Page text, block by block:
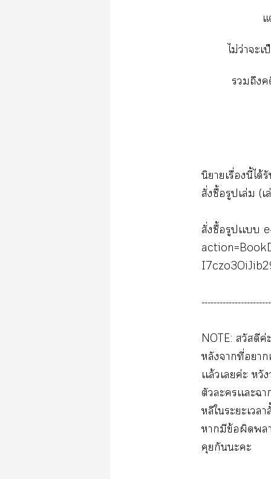
ไม่ว่าะ
ถึง
นิยายเรื่องนี้ได้
สั่งซื้อรูปเล่ม (
สั่งซื้อรูปเเบบ
NOTE: สวัสดีค่
หลังาที่า
เเล้วเค่ะ ห
ตัวะเเะ
หลีใะะเ
ามีข้อผิด
คุยกันะะ